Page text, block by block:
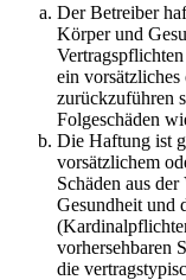
Der Betreiber
Körper und
ein vorsätzliches
zurückzuführen
Folgeschäden
Die Haftung ist
vorsätzlichem
Schäden aus
Gesundheit und
vorhersehbaren
die